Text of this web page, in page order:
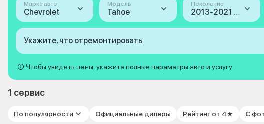
Марка авто
Chevrolet
Модель
Tahoe
Поколение
2013-2021 (IV)
Укажите, что отремонтировать
Чтобы увидеть цены, укажите полные параметры авто и услугу
1 сервис
По популярности Официальные дилеры Рейтинг от 4★ С